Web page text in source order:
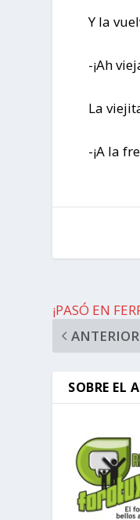
Y la
-¡Ah
La
-¡A la
¡PASÓ EN
ANTERIOR
SOBRE EL